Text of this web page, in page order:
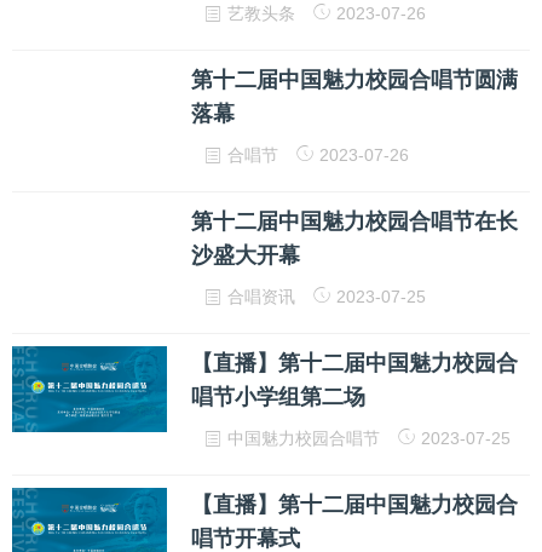
艺教头条 2023-07-26
第十二届中国魅力校园合唱节圆满
落幕
合唱节 2023-07-26
第十二届中国魅力校园合唱节在长
沙盛大开幕
合唱资讯 2023-07-25
【直播】第十二届中国魅力校园合
唱节小学组第二场
中国魅力校园合唱节 2023-07-25
【直播】第十二届中国魅力校园合
唱节开幕式